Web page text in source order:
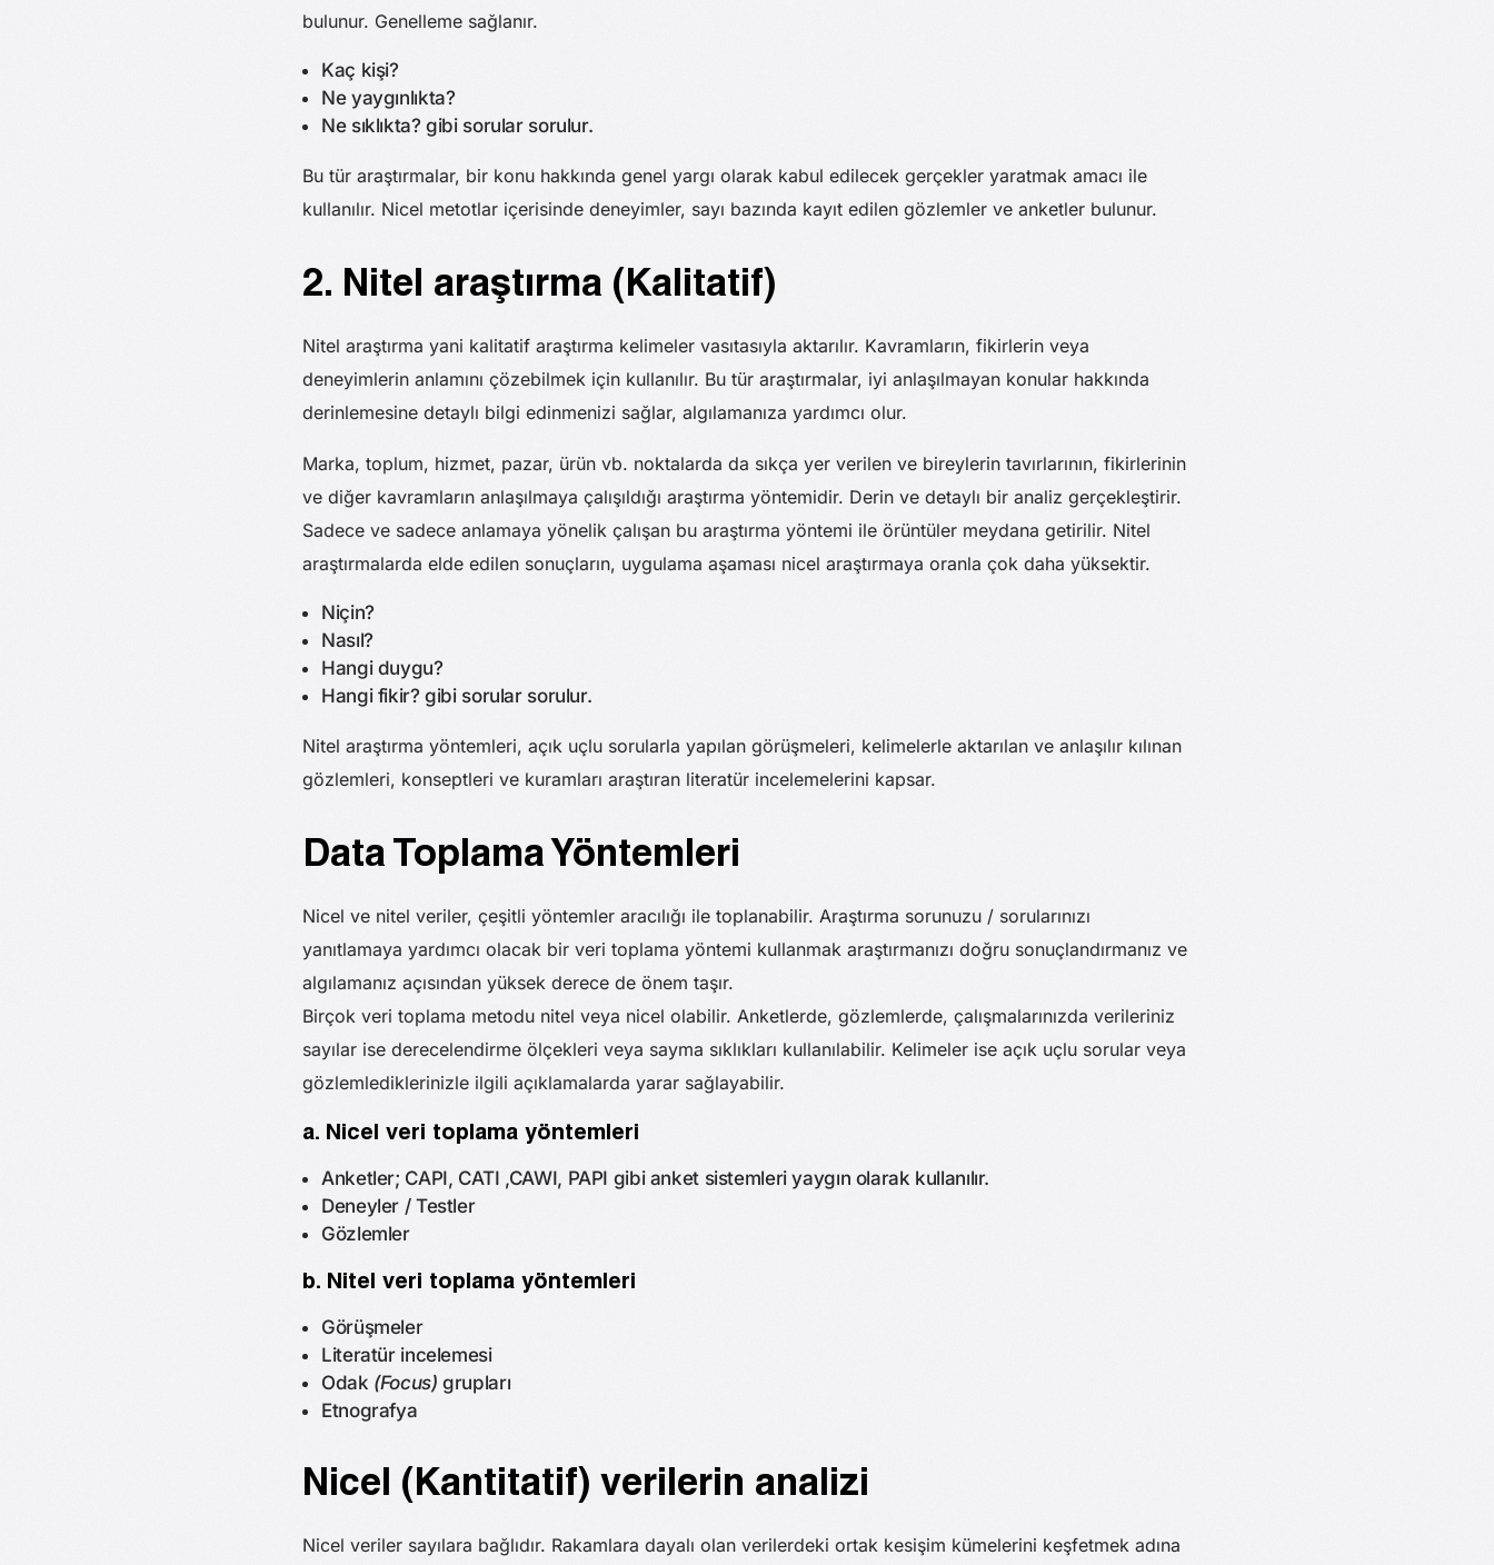
bulunur. Genelleme sağlanır.
Kaç kişi?
Ne yaygınlıkta?
Ne sıklıkta? gibi sorular sorulur.
Bu tür araştırmalar, bir konu hakkında genel yargı olarak kabul edilecek gerçekler yaratmak amacı ile
kullanılır. Nicel metotlar içerisinde deneyimler, sayı bazında kayıt edilen gözlemler ve anketler bulunur.
2. Nitel araştırma (Kalitatif)
Nitel araştırma yani kalitatif araştırma kelimeler vasıtasıyla aktarılır. Kavramların, fikirlerin veya
deneyimlerin anlamını çözebilmek için kullanılır. Bu tür araştırmalar, iyi anlaşılmayan konular hakkında
derinlemesine detaylı bilgi edinmenizi sağlar, algılamanıza yardımcı olur.
Marka, toplum, hizmet, pazar, ürün vb. noktalarda da sıkça yer verilen ve bireylerin tavırlarının, fikirlerinin
ve diğer kavramların anlaşılmaya çalışıldığı araştırma yöntemidir. Derin ve detaylı bir analiz gerçekleştirir.
Sadece ve sadece anlamaya yönelik çalışan bu araştırma yöntemi ile örüntüler meydana getirilir. Nitel
araştırmalarda elde edilen sonuçların, uygulama aşaması nicel araştırmaya oranla çok daha yüksektir.
Niçin?
Nasıl?
Hangi duygu?
Hangi fikir? gibi sorular sorulur.
Nitel araştırma yöntemleri, açık uçlu sorularla yapılan görüşmeleri, kelimelerle aktarılan ve anlaşılır kılınan
gözlemleri, konseptleri ve kuramları araştıran literatür incelemelerini kapsar.
Data Toplama Yöntemleri
Nicel ve nitel veriler, çeşitli yöntemler aracılığı ile toplanabilir. Araştırma sorunuzu / sorularınızı
yanıtlamaya yardımcı olacak bir veri toplama yöntemi kullanmak araştırmanızı doğru sonuçlandırmanız ve
algılamanız açısından yüksek derece de önem taşır.
Birçok veri toplama metodu nitel veya nicel olabilir. Anketlerde, gözlemlerde, çalışmalarınızda verileriniz
sayılar ise derecelendirme ölçekleri veya sayma sıklıkları kullanılabilir. Kelimeler ise açık uçlu sorular veya
gözlemlediklerinizle ilgili açıklamalarda yarar sağlayabilir.
a. Nicel veri toplama yöntemleri
Anketler; CAPI, CATI ,CAWI, PAPI gibi anket sistemleri yaygın olarak kullanılır.
Deneyler / Testler
Gözlemler
b. Nitel veri toplama yöntemleri
Görüşmeler
Literatür incelemesi
Odak (Focus) grupları
Etnografya
Nicel (Kantitatif) verilerin analizi
Nicel veriler sayılara bağlıdır. Rakamlara dayalı olan verilerdeki ortak kesişim kümelerini keşfetmek adına